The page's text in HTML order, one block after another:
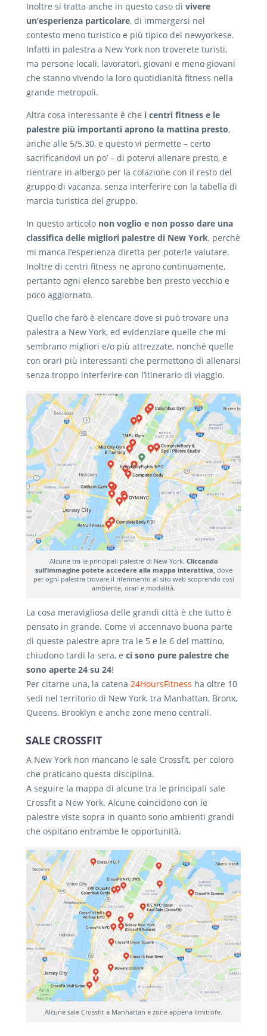
Inoltre si tratta anche in questo caso di vivere
un’esperienza particolare, di immergersi nel
contesto meno turistico e più tipico del newyorkese.
Infatti in palestra a New York non troverete turisti,
ma persone locali, lavoratori, giovani e meno giovani
che stanno vivendo la loro quotidianità fitness nella
grande metropoli.
Altra cosa interessante è che i centri fitness e le
palestre più importanti aprono la mattina presto,
anche alle 5/5.30, e questo vi permette – certo
sacrificandovi un po’ – di potervi allenare presto, e
rientrare in albergo per la colazione con il resto del
gruppo di vacanza, senza interferire con la tabella di
marcia turistica del gruppo.
In questo articolo non voglio e non posso dare una
classifica delle migliori palestre di New York, perchè
mi manca l’esperienza diretta per poterle valutare.
Inoltre di centri fitness ne aprono continuamente,
pertanto ogni elenco sarebbe ben presto vecchio e
poco aggiornato.
Quello che farò è elencare dove si può trovare una
palestra a New York, ed evidenziare quelle che mi
sembrano migliori e/o più attrezzate, nonché quelle
con orari più interessanti che permettono di allenarsi
senza troppo interferire con l’itinerario di viaggio.
Alcune tra le principali palestre di New York. Cliccando
sull’immagine potete accedere alla mappa interattiva , dove
per ogni palestra trovare il riferimento al sito web scoprendo cosi
ambiente, orari e modalità.
La cosa meravigliosa delle grandi città è che tutto è
pensato in grande. Come vi accennavo buona parte
di queste palestre apre tra le 5 e le 6 del mattino,
chiudono tardi la sera, e ci sono pure palestre che
sono aperte 24 su 24!
Per citarne una, la catena 24HoursFitness ha oltre 10
sedi nel territorio di New York, tra Manhattan, Bronx,
Queens, Brooklyn e anche zone meno centrali.
SALE CROSSFIT
A New York non mancano le sale Crossfit, per coloro
che praticano questa disciplina.
A seguire la mappa di alcune tra le principali sale
Crossfit a New York. Alcune coincidono con le
palestre viste sopra in quanto sono ambienti grandi
che ospitano entrambe le opportunità.
Alcune sale Crossfit a Manhattan e zone appena limitrofe.